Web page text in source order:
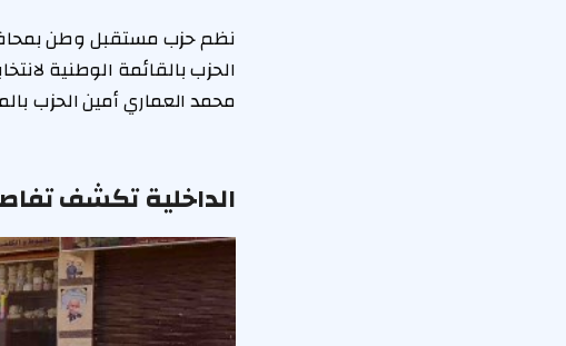
نظم حزب مستقبل وطن
الحزب بالقائمة الوطنية
محمد العماري أمين الحزب
الداخلية تكشف